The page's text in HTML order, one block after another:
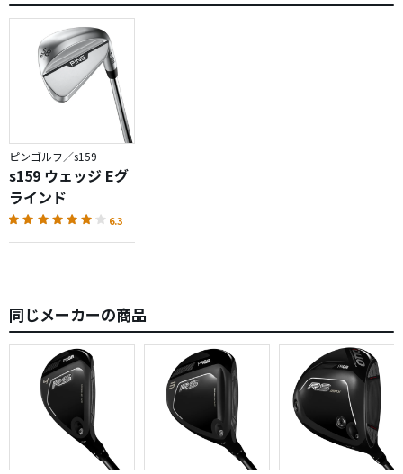
ピンゴルフ／s159
s159 ウェッジ Eグ
ラインド
6.3
同じメーカーの商品